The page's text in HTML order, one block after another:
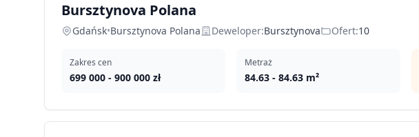
Bursztynova Polana
Gdańsk•Bursztynova Polana Deweloper:Bursztynova Ofert:10
Zakres cen
699 000 - 900 000 zł
Metraż
84.63 - 84.63 m²